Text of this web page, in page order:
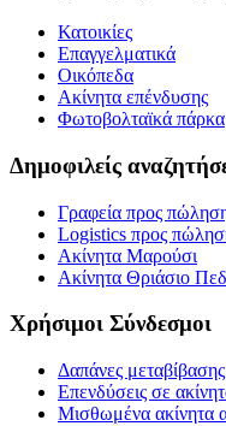
Κατοικίες
Επαγγελματικά
Οικόπεδα
Ακίνητα επένδυσης
Φωτοβολταϊκά πάρκα
Δημοφιλείς
Γραφεία προς
Logistics προς
Ακίνητα Μαρούσι
Ακίνητα Θριάσιο
Χρήσιμοι Σύνδεσμοι
Δαπάνες
Επενδύσεις σε
Μισθωμένα ακίνητα